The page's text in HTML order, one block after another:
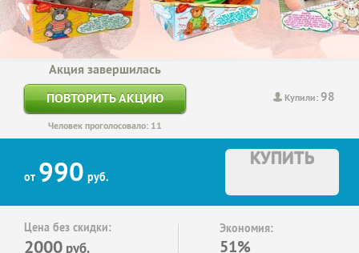
Купили:98
Акция завершилась
ПОВТОРИТЬ АКЦИЮ
Человек проголосовало: 11
от 990 руб.
КУПИТЬ
Цена без скидки:
2000 руб.
Экономия:
51%